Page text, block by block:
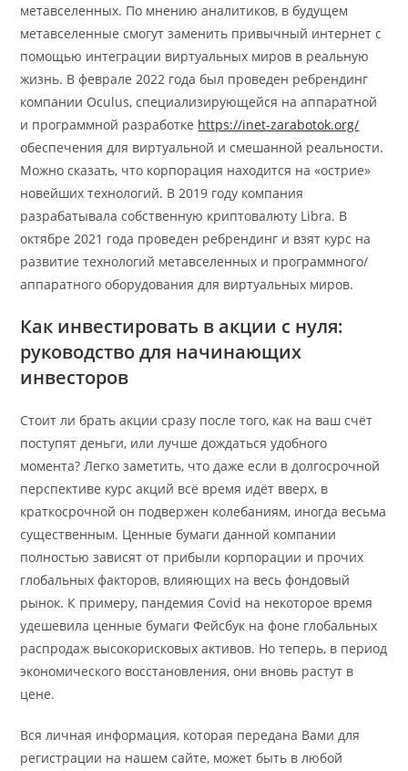
метавселенных. По мнению аналитиков, в будущем
метавселенные смогут заменить привычный интернет с
помощью интеграции виртуальных миров в реальную
жизнь. В феврале 2022 года был проведен ребрендинг
компании Oculus, специализирующейся на аппаратной
и программной разработке https://inet-zarabotok.org/
обеспечения для виртуальной и смешанной реальности.
Можно сказать, что корпорация находится на «‎острие»
новейших технологий. В 2019 году компания
разрабатывала собственную криптовалюту Libra. В
октябре 2021 года проведен ребрендинг и взят курс на
развитие технологий метавселенных и программного/
аппаратного оборудования для виртуальных миров.
Как инвестировать в акции с нуля:
руководство для начинающих
инвесторов
Стоит ли брать акции сразу после того, как на ваш счёт
поступят деньги, или лучше дождаться удобного
момента? Легко заметить, что даже если в долгосрочной
перспективе курс акций всё время идёт вверх, в
краткосрочной он подвержен колебаниям, иногда весьма
существенным. Ценные бумаги данной компании
полностью зависят от прибыли корпорации и прочих
глобальных факторов, влияющих на весь фондовый
рынок. К примеру, пандемия Covid на некоторое время
удешевила ценные бумаги Фейсбук на фоне глобальных
распродаж высокорисковых активов. Но теперь, в период
экономического восстановления, они вновь растут в
цене.
Вся личная информация, которая передана Вами для
регистрации на нашем сайте, может быть в любой